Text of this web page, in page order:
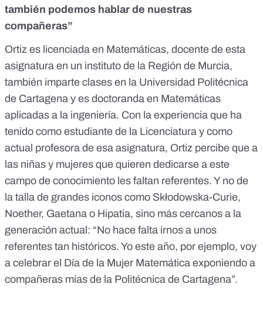
también podemos hablar de nuestras
compañeras”
Ortiz es licenciada en Matemáticas, docente de esta
asignatura en un instituto de la Región de Murcia,
también imparte clases en la Universidad Politécnica
de Cartagena y es doctoranda en Matemáticas
aplicadas a la ingeniería. Con la experiencia que ha
tenido como estudiante de la Licenciatura y como
actual profesora de esa asignatura, Ortiz percibe que a
las niñas y mujeres que quieren dedicarse a este
campo de conocimiento les faltan referentes. Y no de
la talla de grandes iconos como Skłodowska-Curie,
Noether, Gaetana o Hipatia, sino más cercanos a la
generación actual: “No hace falta irnos a unos
referentes tan históricos. Yo este año, por ejemplo, voy
a celebrar el Día de la Mujer Matemática exponiendo a
compañeras mías de la Politécnica de Cartagena”.